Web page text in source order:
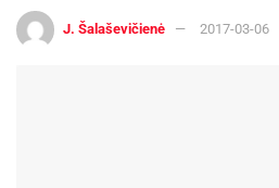
J. Šalaševičienė 2017-03-06